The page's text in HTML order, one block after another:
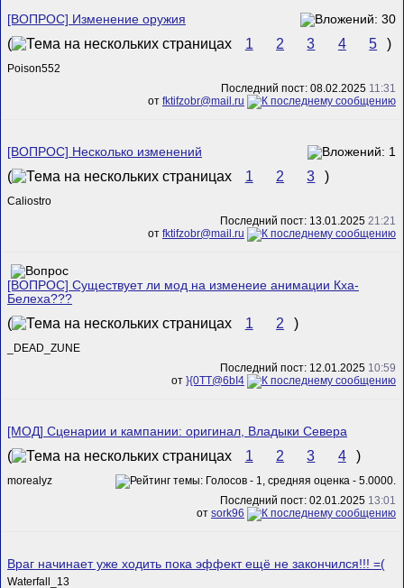
[ВОПРОС] Изменение оружия
( 1 2 3 4 5 )
Poison552
Последний пост: 08.02.2025 11:31
от fktifzobr@mail.ru
[ВОПРОС] Несколько изменений
( 1 2 3 )
Caliostro
Последний пост: 13.01.2025 21:21
от fktifzobr@mail.ru
[ВОПРОС] Существует ли мод на изменеие анимации Кха-
Белеха???
( 1 2 )
_DEAD_ZUNE
Последний пост: 12.01.2025 10:59
от }{0TT@6bI4
[МОД] Сценарии и кампании: оригинал, Владыки Севера
( 1 2 3 4 )
morealyz
Последний пост: 02.01.2025 13:01
от sork96
Враг начинает уже ходить пока эффект ещё не закончился!!! =(
Waterfall_13